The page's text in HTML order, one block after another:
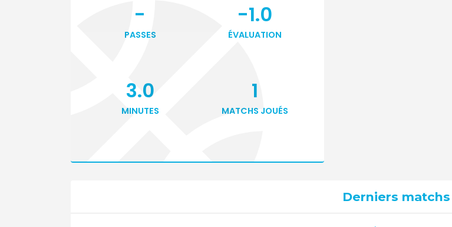
-
PASSES
-1.0
ÉVALUATION
3.0
MINUTES
1
MATCHS JOUÉS
Derniers matchs